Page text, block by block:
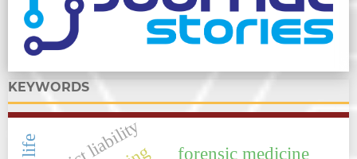
KEYWORDS
forensic medicine